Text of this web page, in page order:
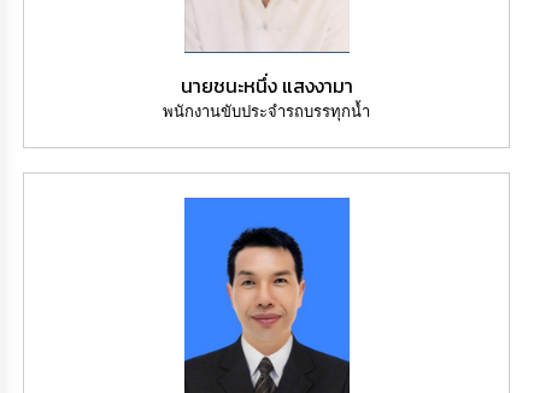
นายชนะหนึ่ง แสงงามา
พนักงานขับประจำรถบรรทุกน้ำ